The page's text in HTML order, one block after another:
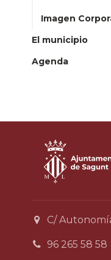
Imagen
El municipio
Agenda
C/
96 265 58 58